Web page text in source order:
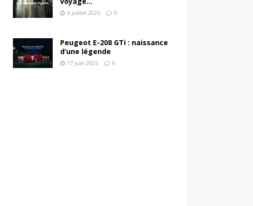
6 juillet 2025 0
Peugeot E-208 GTi : naissance
d’une légende
17 juin 2025 0